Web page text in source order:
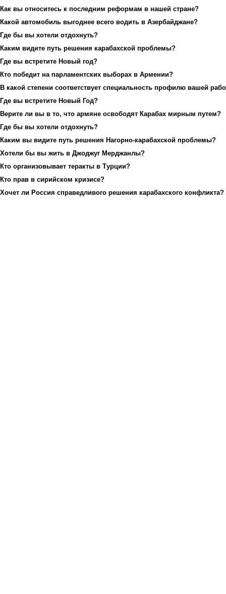
Как вы относитесь к последним реформам в нашей стране?
Какой автомобиль выгоднее всего водить в Азербайджане?
Где бы вы хотели отдохнуть?
Каким видите путь решения карабахской проблемы?
Где вы встретите Новый год?
Кто победит на парламентских выборах в Армении?
В какой степени соответствует специальность профилю вашей
Где вы встретите Новый Год?
Верите ли вы в то, что армяне освободят Карабах мирным путем?
Где бы вы хотели отдохнуть?
Каким вы видите путь решения Нагорно-карабахской проблемы?
Хотели бы вы жить в Джоджуг Мерджанлы?
Кто организовывает теракты в Турции?
Кто прав в сирийском кризисе?
Хочет ли Россия справедливого решения карабахского конфликта?